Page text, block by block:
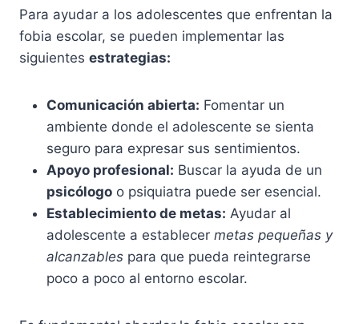
Para ayudar a los adolescentes que enfrentan la
fobia escolar, se pueden implementar las
siguientes estrategias:
Comunicación abierta: Fomentar un
ambiente donde el adolescente se sienta
seguro para expresar sus sentimientos.
Apoyo profesional: Buscar la ayuda de un
psicólogo o psiquiatra puede ser esencial.
Establecimiento de metas: Ayudar al
adolescente a establecer metas pequeñas y
alcanzables para que pueda reintegrarse
poco a poco al entorno escolar.